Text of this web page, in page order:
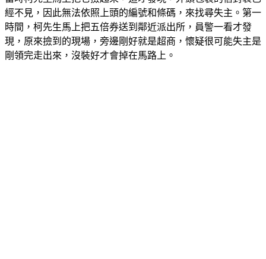
經不見，因此無法依照上頭的編號和條碼，來找尋失主。第一
時間，柯先生馬上把五倍券送到鄰近派出所，員警一看才發
現，原來撿到的現場，旁邊剛好就是超商，懷疑很可能失主是
剛領完走出來，沒裝好才會掉在馬路上。